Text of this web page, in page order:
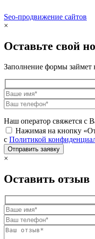
Seo-продвижение сайтов
×
Оставьте свой
Заполнение формы займет
Наш оператор свяжется с
Нажимая на кнопку
с Политикой
×
Оставить отзыв